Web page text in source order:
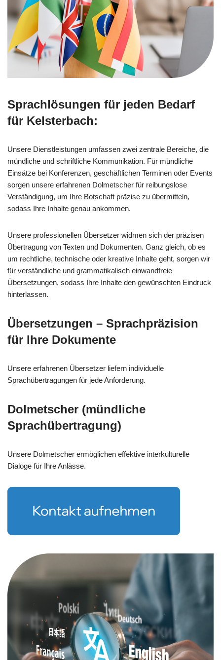
Sprachlösungen für jeden Bedarf
für Kelsterbach:
Unsere Dienstleistungen umfassen zwei zentrale Bereiche, die
mündliche und schriftliche Kommunikation. Für mündliche
Einsätze bei Konferenzen, geschäftlichen Terminen oder Events
sorgen unsere erfahrenen Dolmetscher für reibungslose
Verständigung, um Ihre Botschaft präzise zu übermitteln,
sodass Ihre Inhalte genau ankommen.
Unsere professionellen Übersetzer widmen sich der präzisen
Übertragung von Texten und Dokumenten. Ganz gleich, ob es
um rechtliche, technische oder kreative Inhalte geht, sorgen wir
für verständliche und grammatikalisch einwandfreie
Übersetzungen, sodass Ihre Inhalte den gewünschten Eindruck
hinterlassen.
Übersetzungen – Sprachpräzision
für Ihre Dokumente
Unsere erfahrenen Übersetzer liefern individuelle
Sprachübertragungen für jede Anforderung.
Dolmetscher (mündliche
Sprachübertragung)
Unsere Dolmetscher ermöglichen effektive interkulturelle
Dialoge für Ihre Anlässe.